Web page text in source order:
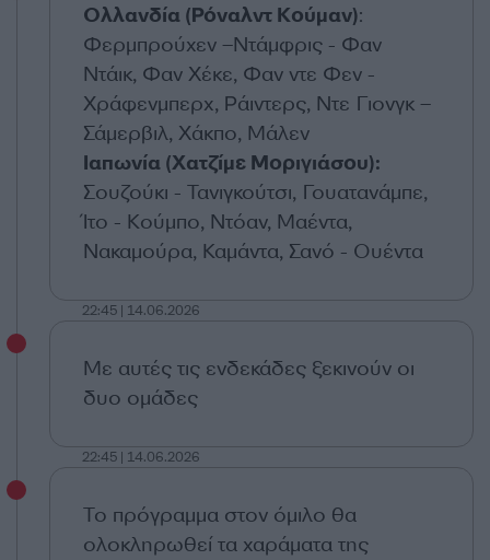
Ολλανδία (Ρόναλντ Κούμαν):
Φερμπρούχεν –Ντάμφρις - Φαν
Ντάικ, Φαν Χέκε, Φαν ντε Φεν -
Χράφενμπερχ, Ράιντερς, Ντε Γιονγκ –
Σάμερβιλ, Χάκπο, Μάλεν
Ιαπωνία (Χατζίμε Μοριγιάσου):
Σουζούκι - Τανιγκούτσι, Γουατανάμπε,
Ίτο - Κούμπο, Ντόαν, Μαέντα,
Νακαμούρα, Καμάντα, Σανό - Ουέντα
22:45 | 14.06.2026
Με αυτές τις ενδεκάδες ξεκινούν οι
δυο ομάδες
22:45 | 14.06.2026
Το πρόγραμμα στον όμιλο θα
ολοκληρωθεί τα χαράματα της